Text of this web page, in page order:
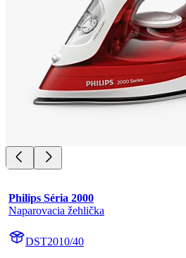
Philips Séria 2000
Naparovacia žehlička
DST2010/40